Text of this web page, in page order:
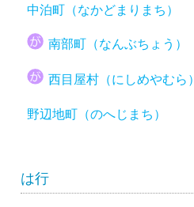
中泊町（なかどまりまち）
南部町（なんぶちょう）
西目屋村（にしめやむら）
野辺地町（のへじまち）
は行